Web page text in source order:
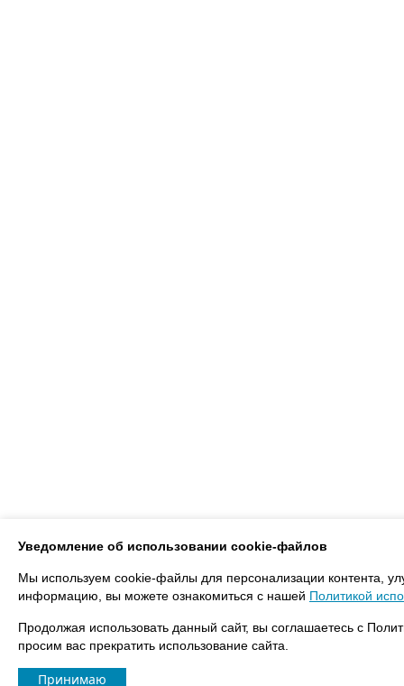
Уведомление об использовании cookie-файлов
Мы используем cookie-файлы для персонализации контента,
информацию, вы можете ознакомиться с нашей Политикой
Продолжая использовать данный сайт, вы соглашаетесь с
просим вас прекратить использование сайта.
Принимаю